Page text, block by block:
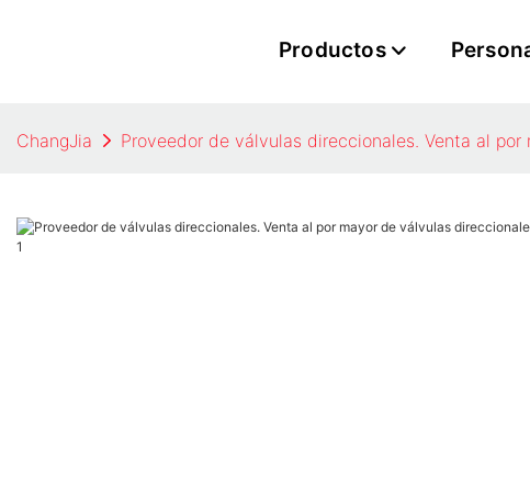
Productos
ChangJia Proveedor de válvulas direccionales. Venta al